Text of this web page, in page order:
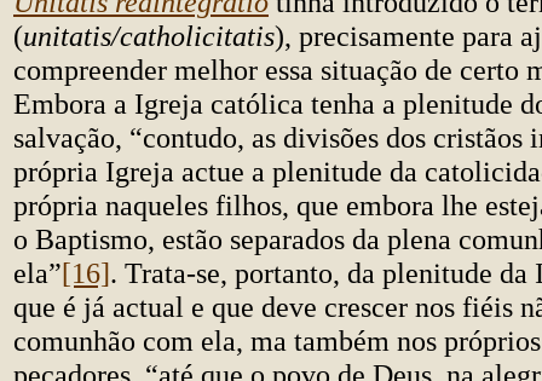
(unitatis/catholicitatis), precisamente para
compreender melhor essa situação de certo
Embora a Igreja católica tenha a plenitude
salvação, “contudo, as divisões dos cristãos
própria Igreja actue a plenitude da
própria naqueles filhos, que embora lhe
o Baptismo, estão separados da plena
ela”[16]. Trata-se, portanto, da plenitude
que é já actual e que deve crescer nos fiéis
comunhão com ela, ma também nos
pecadores, “até que o povo de Deus, na